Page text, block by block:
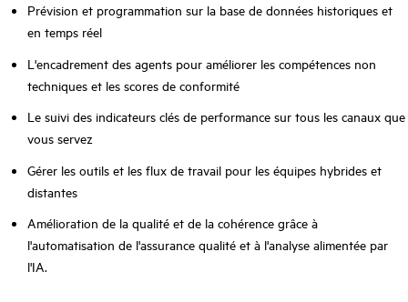
Prévision et programmation sur la base de données historiques et
en temps réel
L'encadrement des agents pour améliorer les compétences non
techniques et les scores de conformité
Le suivi des indicateurs clés de performance sur tous les canaux que
vous servez
Gérer les outils et les flux de travail pour les équipes hybrides et
distantes
Amélioration de la qualité et de la cohérence grâce à
l'automatisation de l'assurance qualité et à l'analyse alimentée par
l'IA.